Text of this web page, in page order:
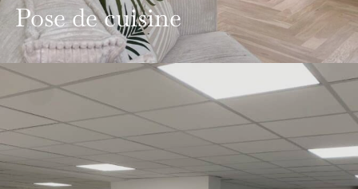
Pose de cuisine